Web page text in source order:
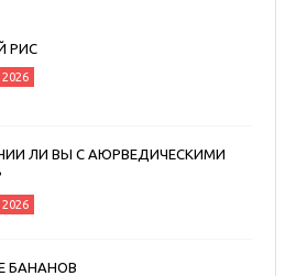
РИС
ЛИ ВЫ С АЮРВЕДИЧЕСКИМИ
БАНАНОВ